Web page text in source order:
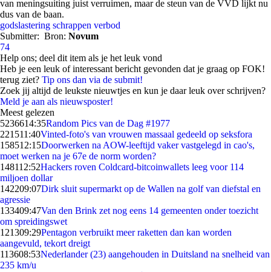
van meningsuiting juist verruimen, maar de steun van de VVD lijkt nu
dus van de baan.
godslastering schrappen verbod
Submitter: Bron: Novum
74
Help ons; deel dit item als je het leuk vond
Heb je een leuk of interessant bericht gevonden dat je graag op FOK!
terug ziet? Tip ons dan via de submit!
Zoek jij altijd de leukste nieuwtjes en kun je daar leuk over schrijven?
Meld je aan als nieuwsposter!
Meest gelezen
5236614:35Random Pics van de Dag #1977
221511:40Vinted-foto's van vrouwen massaal gedeeld op seksfora
158512:15Doorwerken na AOW-leeftijd vaker vastgelegd in cao's,
moet werken na je 67e de norm worden?
148112:52Hackers roven Coldcard-bitcoinwallets leeg voor 114
miljoen dollar
142209:07Dirk sluit supermarkt op de Wallen na golf van diefstal en
agressie
133409:47Van den Brink zet nog eens 14 gemeenten onder toezicht
om spreidingswet
121309:29Pentagon verbruikt meer raketten dan kan worden
aangevuld, tekort dreigt
113608:53Nederlander (23) aangehouden in Duitsland na snelheid van
235 km/u